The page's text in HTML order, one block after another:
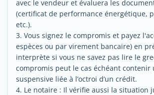
avec le vendeur et évaluera les
(certificat de performance énergétique,
etc.).
3. Vous signez le compromis et payez
espèces ou par virement bancaire) en
interprète si vous ne savez pas lire le
compromis peut le cas échéant contenir
suspensive liée à l’octroi d’un crédit.
4. Le notaire : Il vérifie aussi la situation